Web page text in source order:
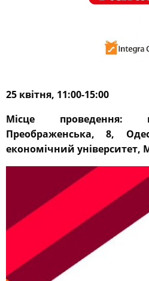
25 квітня, 11:00-15:00
Місце
Преображенська, 8,
економічний університет,